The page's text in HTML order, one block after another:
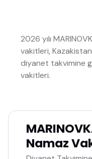
2026 yılı
vakitleri,
diyanet takvimine
vakitleri.
Namaz